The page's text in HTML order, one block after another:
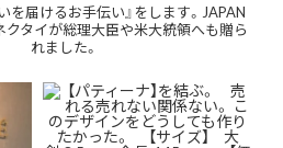
を届けるお手伝い』をします。JAPAN
クタイが総理大臣や米大統領へも贈ら
れました。